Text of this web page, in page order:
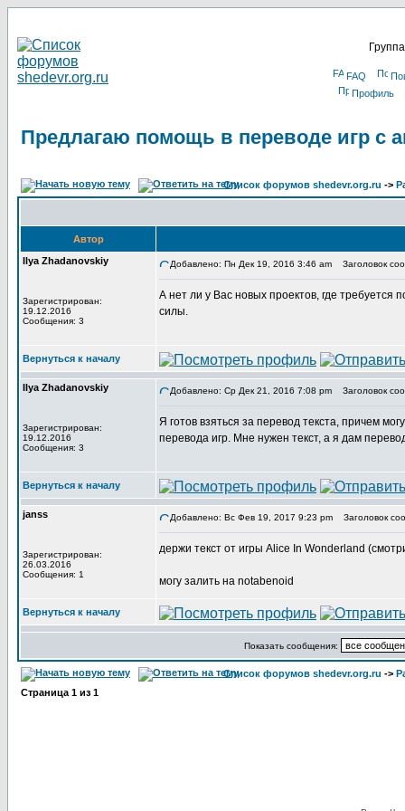
FAQ
Профиль
Предлагаю помощь в переводе игр с
Список форумов shedevr.org.ru ->
Автор
Ilya Zhadanovskiy
Зарегистрирован:
19.12.2016
Сообщения: 3
Добавлено: Пн Дек 19, 2016 3:46 am Заголовок
А нет ли у Вас новых проектов, где
силы.
Вернуться к началу
Ilya Zhadanovskiy
Зарегистрирован:
19.12.2016
Сообщения: 3
Добавлено: Ср Дек 21, 2016 7:08 pm Заголовок
Я готов взяться за перевод текста, причем
перевода игр. Мне нужен текст, а я дам
Вернуться к началу
janss
Зарегистрирован:
26.03.2016
Сообщения: 1
Добавлено: Вс Фев 19, 2017 9:23 pm Заголовок
держи текст от игры Alice In Wonderland
могу залить на notabenoid
Вернуться к началу
Показать сообщения:
Список форумов shedevr.org.ru ->
Страница 1 из 1